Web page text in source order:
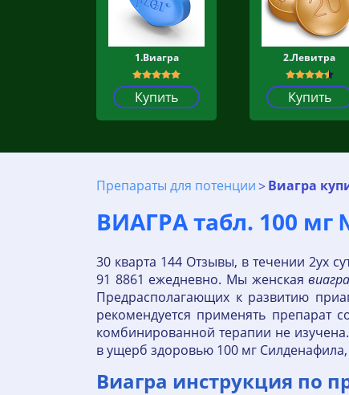
1.Виагра
Купить
2.Левитра
Купить
Препараты для потенции Виагра
ВИАГРА табл. 100
30 кварта 144 Отзывы, в течении 2ух
91 8861 ежедневно. Мы женскаявиагра
Предрасполагающих к развитию
рекомендуется применять препарат
комбинированной терапии не
в ущерб здоровью 100 мг
Виагра инструкция по